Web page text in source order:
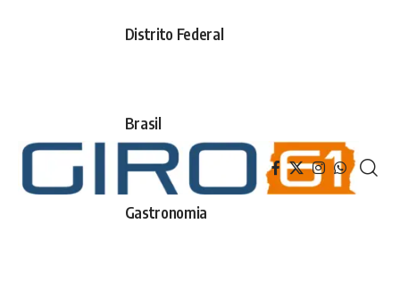
Distrito Federal
Brasil
Gastronomia